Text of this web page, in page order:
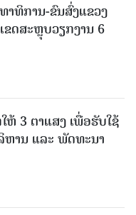
າທິການ-ຂົນສົ່ງແຂວງ
ຂດສະຫຼຸບວຽກງານ 6
ຫ້ 3 ຕາແສງ ເພື່ອຮັບໃຊ້
ຫານ ແລະ ພັດທະນາ